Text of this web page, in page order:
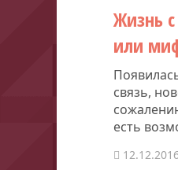
Жизнь
или
связь,
есть